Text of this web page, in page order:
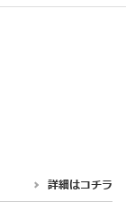
詳細はコチラ